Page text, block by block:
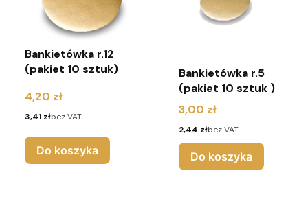
Bankietówka r.12
(pakiet 10 sztuk)
Cena
4,20 zł
Cena
3,41 złbez VAT
Do koszyka
Bankietówka r.5
(pakiet 10 sztuk )
Cena
3,00 zł
Cena
2,44 złbez VAT
Do koszyka